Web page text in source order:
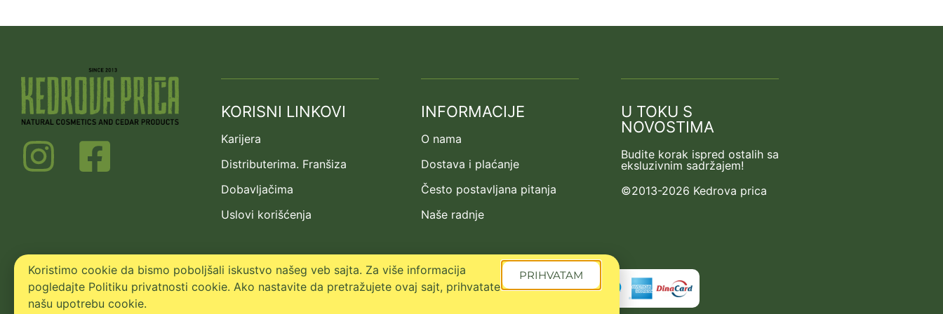
KORISNI LINKOVI
Karijera
Distributerima. Franšiza
Dobavljačima
Uslovi korišćenja
INFORMACIJE
O nama
Dostava i plaćanje
Često postavljana pitanja
Naše radnje
U TOKU S
NOVOSTIMA
Budite korak ispred ostalih sa
eksluzivnim sadržajem!
©2013-2026 Kedrova prica
Koristimo cookie da bismo poboljšali iskustvo našeg veb sajta. Za više informacija
pogledajte Politiku privatnosti cookie. Ako nastavite da pretražujete ovaj sajt, prihvatate
našu upotrebu cookie.
PRIHVATAM